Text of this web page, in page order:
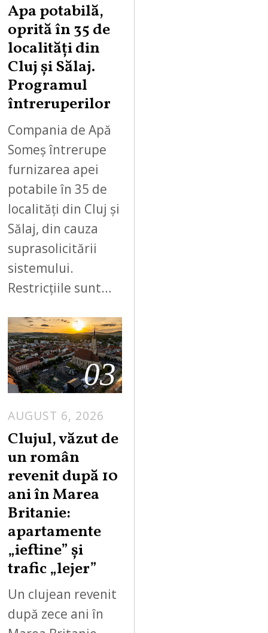
Apa potabilă,
oprită în 35 de
localități din
Cluj și Sălaj.
Programul
întreruperilor
Compania de Apă
Someș întrerupe
furnizarea apei
potabile în 35 de
localități din Cluj și
Sălaj, din cauza
suprasolicitării
sistemului.
Restricțiile sunt…
03
AUGUST 6, 2026
Clujul, văzut de
un român
revenit după 10
ani în Marea
Britanie:
apartamente
„ieftine” și
trafic „lejer”
Un clujean revenit
după zece ani în